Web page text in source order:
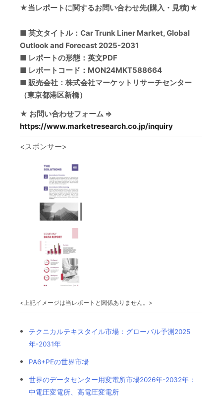
★当レポートに関するお問い合わせ先(購入・見積)★
■ 英文タイトル：Car Trunk Liner Market, Global
Outlook and Forecast 2025-2031
■ レポートの形態：英文PDF
■ レポートコード：MON24MKT588664
■ 販売会社：株式会社マーケットリサーチセンター
（東京都港区新橋）
★ お問い合わせフォーム ⇒
https://www.marketresearch.co.jp/inquiry
<スポンサー>
<上記イメージは当レポートと関係ありません。>
テクニカルテキスタイル市場：グローバル予測2025
年-2031年
PA6+PEの世界市場
世界のデータセンター用変電所市場2026年-2032年：
中電圧変電所、高電圧変電所